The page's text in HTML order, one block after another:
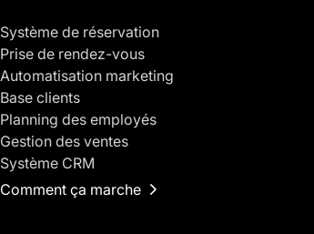
Système de réservation
Prise de rendez-vous
Automatisation marketing
Base clients
Planning des employés
Gestion des ventes
Système CRM
Comment ça marche